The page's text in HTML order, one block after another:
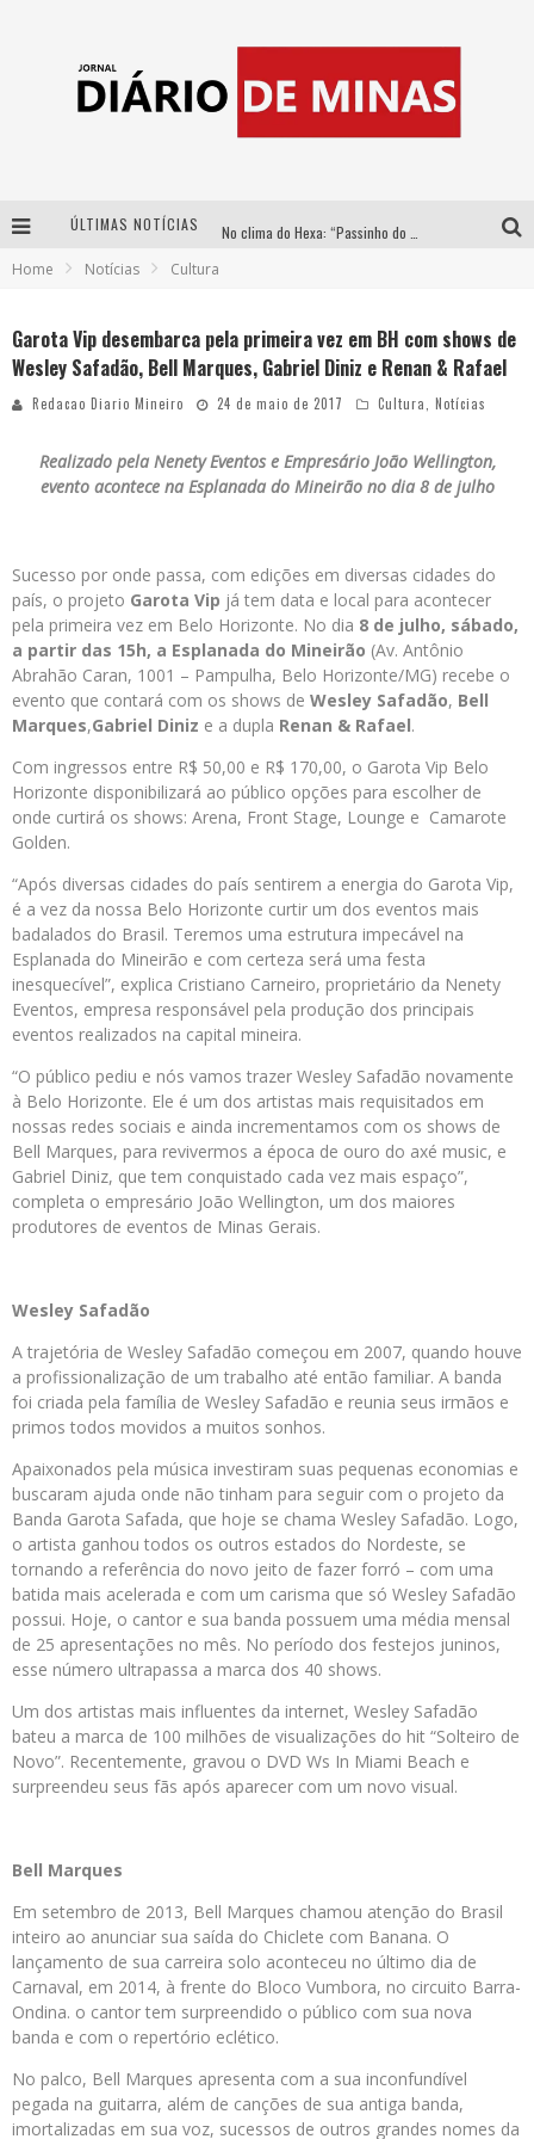
ÚLTIMAS NOTÍCIAS
No clima do Hexa: “Passinho do Brasil”, da DJ Danny Albuquerque, é a música que embala a torcida brasileira na Copa do Mundo 2026
Home Notícias Cultura
Garota Vip desembarca pela primeira vez em BH com shows de
Wesley Safadão, Bell Marques, Gabriel Diniz e Renan & Rafael
Redacao Diario Mineiro 24 de maio de 2017 Cultura Notícias
Realizado pela Nenety Eventos e Empresário João Wellington,
evento acontece na Esplanada do Mineirão no dia 8 de julho
Sucesso por onde passa, com edições em diversas cidades do
país, o projeto Garota Vip já tem data e local para acontecer
pela primeira vez em Belo Horizonte. No dia 8 de julho, sábado,
a partir das 15h, a Esplanada do Mineirão (Av. Antônio
Abrahão Caran, 1001 – Pampulha, Belo Horizonte/MG) recebe o
evento que contará com os shows de Wesley Safadão, Bell
Marques,Gabriel Diniz e a dupla Renan & Rafael.
Com ingressos entre R$ 50,00 e R$ 170,00, o Garota Vip Belo
Horizonte disponibilizará ao público opções para escolher de
onde curtirá os shows: Arena, Front Stage, Lounge e Camarote
Golden.
“Após diversas cidades do país sentirem a energia do Garota Vip,
é a vez da nossa Belo Horizonte curtir um dos eventos mais
badalados do Brasil. Teremos uma estrutura impecável na
Esplanada do Mineirão e com certeza será uma festa
inesquecível”, explica Cristiano Carneiro, proprietário da Nenety
Eventos, empresa responsável pela produção dos principais
eventos realizados na capital mineira.
“O público pediu e nós vamos trazer Wesley Safadão novamente
à Belo Horizonte. Ele é um dos artistas mais requisitados em
nossas redes sociais e ainda incrementamos com os shows de
Bell Marques, para revivermos a época de ouro do axé music, e
Gabriel Diniz, que tem conquistado cada vez mais espaço”,
completa o empresário João Wellington, um dos maiores
produtores de eventos de Minas Gerais.
Wesley Safadão
A trajetória de Wesley Safadão começou em 2007, quando houve
a profissionalização de um trabalho até então familiar. A banda
foi criada pela família de Wesley Safadão e reunia seus irmãos e
primos todos movidos a muitos sonhos.
Apaixonados pela música investiram suas pequenas economias e
buscaram ajuda onde não tinham para seguir com o projeto da
Banda Garota Safada, que hoje se chama Wesley Safadão. Logo,
o artista ganhou todos os outros estados do Nordeste, se
tornando a referência do novo jeito de fazer forró – com uma
batida mais acelerada e com um carisma que só Wesley Safadão
possui. Hoje, o cantor e sua banda possuem uma média mensal
de 25 apresentações no mês. No período dos festejos juninos,
esse número ultrapassa a marca dos 40 shows.
Um dos artistas mais influentes da internet, Wesley Safadão
bateu a marca de 100 milhões de visualizações do hit “Solteiro de
Novo”. Recentemente, gravou o DVD Ws In Miami Beach e
surpreendeu seus fãs após aparecer com um novo visual.
Bell Marques
Em setembro de 2013, Bell Marques chamou atenção do Brasil
inteiro ao anunciar sua saída do Chiclete com Banana. O
lançamento de sua carreira solo aconteceu no último dia de
Carnaval, em 2014, à frente do Bloco Vumbora, no circuito Barra-
Ondina. o cantor tem surpreendido o público com sua nova
banda e com o repertório eclético.
No palco, Bell Marques apresenta com a sua inconfundível
pegada na guitarra, além de canções de sua antiga banda,
imortalizadas em sua voz, sucessos de outros grandes nomes da